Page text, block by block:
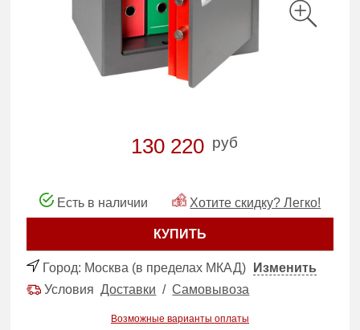
130 220 руб
Есть в наличии Хотите скидку? Легко!
КУПИТЬ
Город: Москва (в пределах МКАД)
Изменить
УсловияДоставки /Самовывоза
Возможные варианты оплаты